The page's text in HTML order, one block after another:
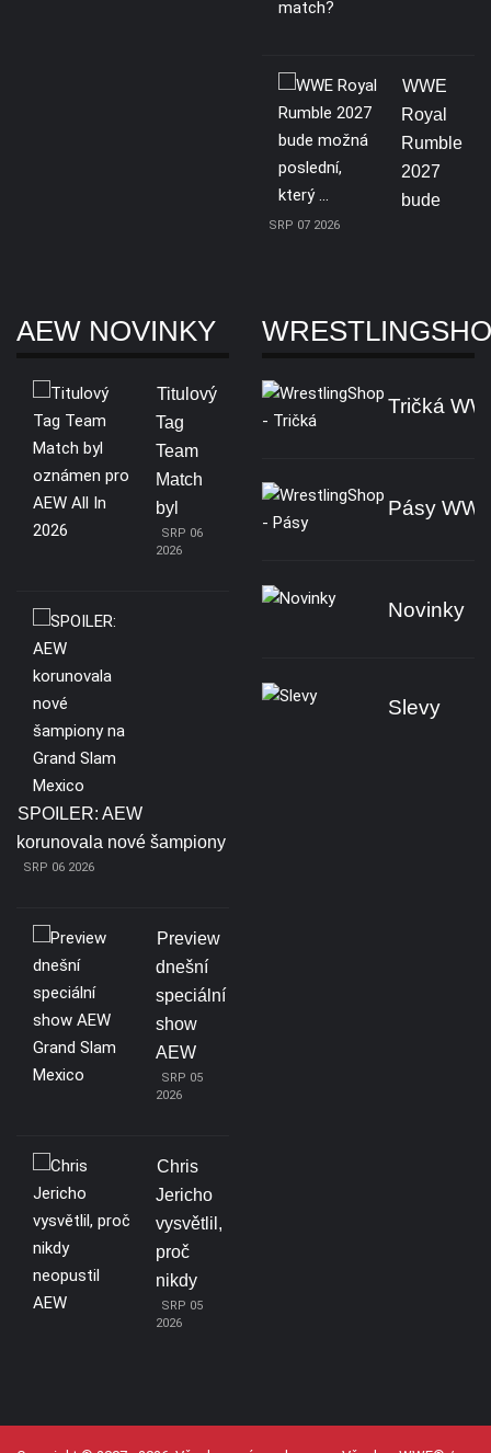
WWE
Royal
Rumble
2027
bude
SRP 07 2026
AEW NOVINKY
Titulový
Tag
Team
Match
byl
SRP 06
2026
SPOILER: AEW
korunovala nové šampiony
SRP 06 2026
Preview
dnešní
speciální
show
AEW
SRP 05
2026
Chris
Jericho
vysvětlil,
proč
nikdy
SRP 05
2026
Tričká
Pásy
Novinky
Slevy